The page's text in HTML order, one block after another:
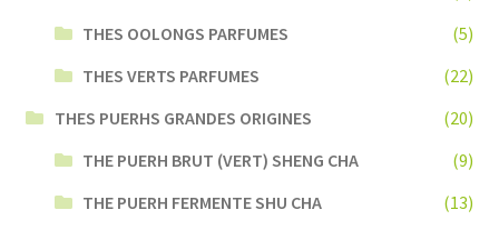
THES OOLONGS PARFUMES
(5)
THES VERTS PARFUMES
(22)
THES PUERHS GRANDES ORIGINES
(20)
THE PUERH BRUT (VERT) SHENG CHA
(9)
THE PUERH FERMENTE SHU CHA
(13)